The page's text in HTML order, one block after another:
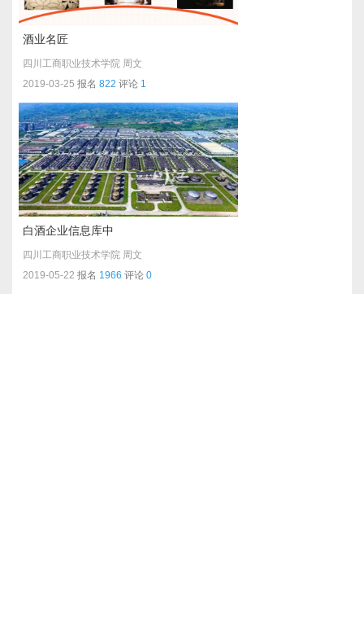
酒业名匠
四川工商职业技术学院 周文
2019-03-25 报名 822 评论 1
白酒企业信息库中
四川工商职业技术学院 周文
2019-05-22 报名 1966 评论 0